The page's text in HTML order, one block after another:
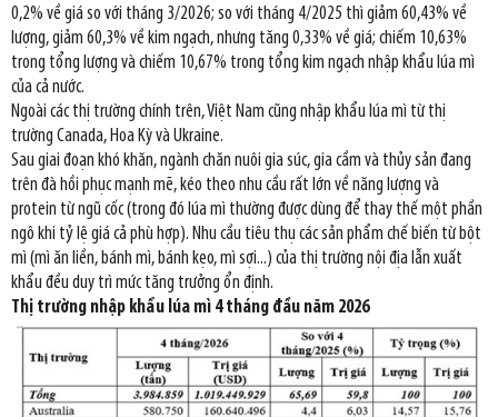
0,2% về giá so với tháng 3/2026; so với tháng 4/2025 thì giảm 60,43% về
lượng, giảm 60,3% về kim ngạch, nhưng tăng 0,33% về giá; chiếm 10,63%
trong tổng lượng và chiếm 10,67% trong tổng kim ngạch nhập khẩu lúa mì
của cả nước.
Ngoài các thị trường chính trên, Việt Nam cũng nhập khẩu lúa mì từ thị
trường Canada, Hoa Kỳ và Ukraine.
Sau giai đoạn khó khăn, ngành chăn nuôi gia súc, gia cầm và thủy sản đang
trên đà hồi phục mạnh mẽ, kéo theo nhu cầu rất lớn về năng lượng và
protein từ ngũ cốc (trong đó lúa mì thường được dùng để thay thế một phần
ngô khi tỷ lệ giá cả phù hợp). Nhu cầu tiêu thụ các sản phẩm chế biến từ bột
mì (mì ăn liền, bánh mì, bánh kẹo, mì sợi...) của thị trường nội địa lẫn xuất
khẩu đều duy trì mức tăng trưởng ổn định.
Thị trường nhập khẩu lúa mì 4 tháng đầu năm 2026